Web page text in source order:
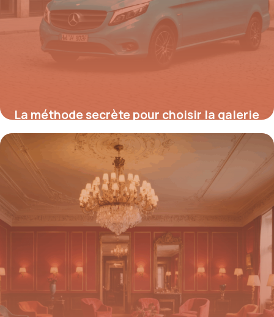
La méthode secrète pour choisir la galerie
de toit idéale pour votre Mercedes Vito et
booster votre productivité sofort